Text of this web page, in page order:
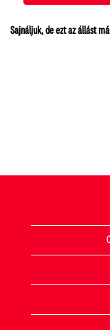
Sajnáljuk, de ezt az állást